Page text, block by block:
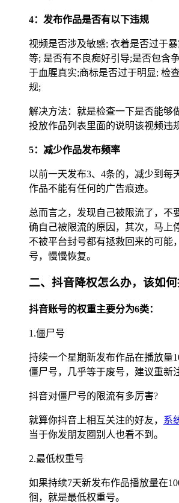
4：发布作品是否有以下违规
视频是否涉及敏感; 衣着是否过于
等; 是否有不良痴好引导;是否包含
于血腥真实;商标是否过于明显; 检
规;
解决方法：就是检查一下是否能够
投放作品列表里面的说明该视频违
5：减少作品发布频率
以前一天发布3、4条的，减少到每
作品不能有任何的广告痕迹。
总而言之，发现自己被限流了，不
确自己被限流的原因，其次，马上
不被平台封号都有拯救回来的可能
号，慢慢恢复。
二、抖音降权怎么办，该如
抖音账号的权重主要分为6类：
1.僵尸号
持续一个星期新发布作品在播放量
僵尸号，几乎等于废号，建议重新
抖音对僵尸号的限流有多厉害?
就算你抖音上相互关注的好友， 系
当于你发朋友圈别人也看不到。
2.最低权重号
如果持续7天新发布作品播放量在
徊，就是最低权重号。